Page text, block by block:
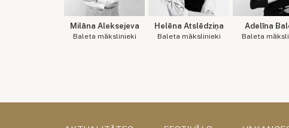
Milāna Aleksejeva
Baleta mākslinieki
Helēna Atslēdziņa
Baleta mākslinieki
Adelīna
Baleta